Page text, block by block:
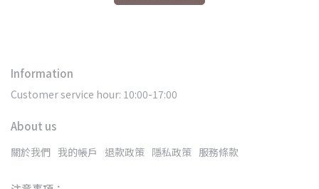
Information
Customer service hour: 10:00-17:00
About us
關於我們 我的帳戶 退款政策 隱私政策 服務條款